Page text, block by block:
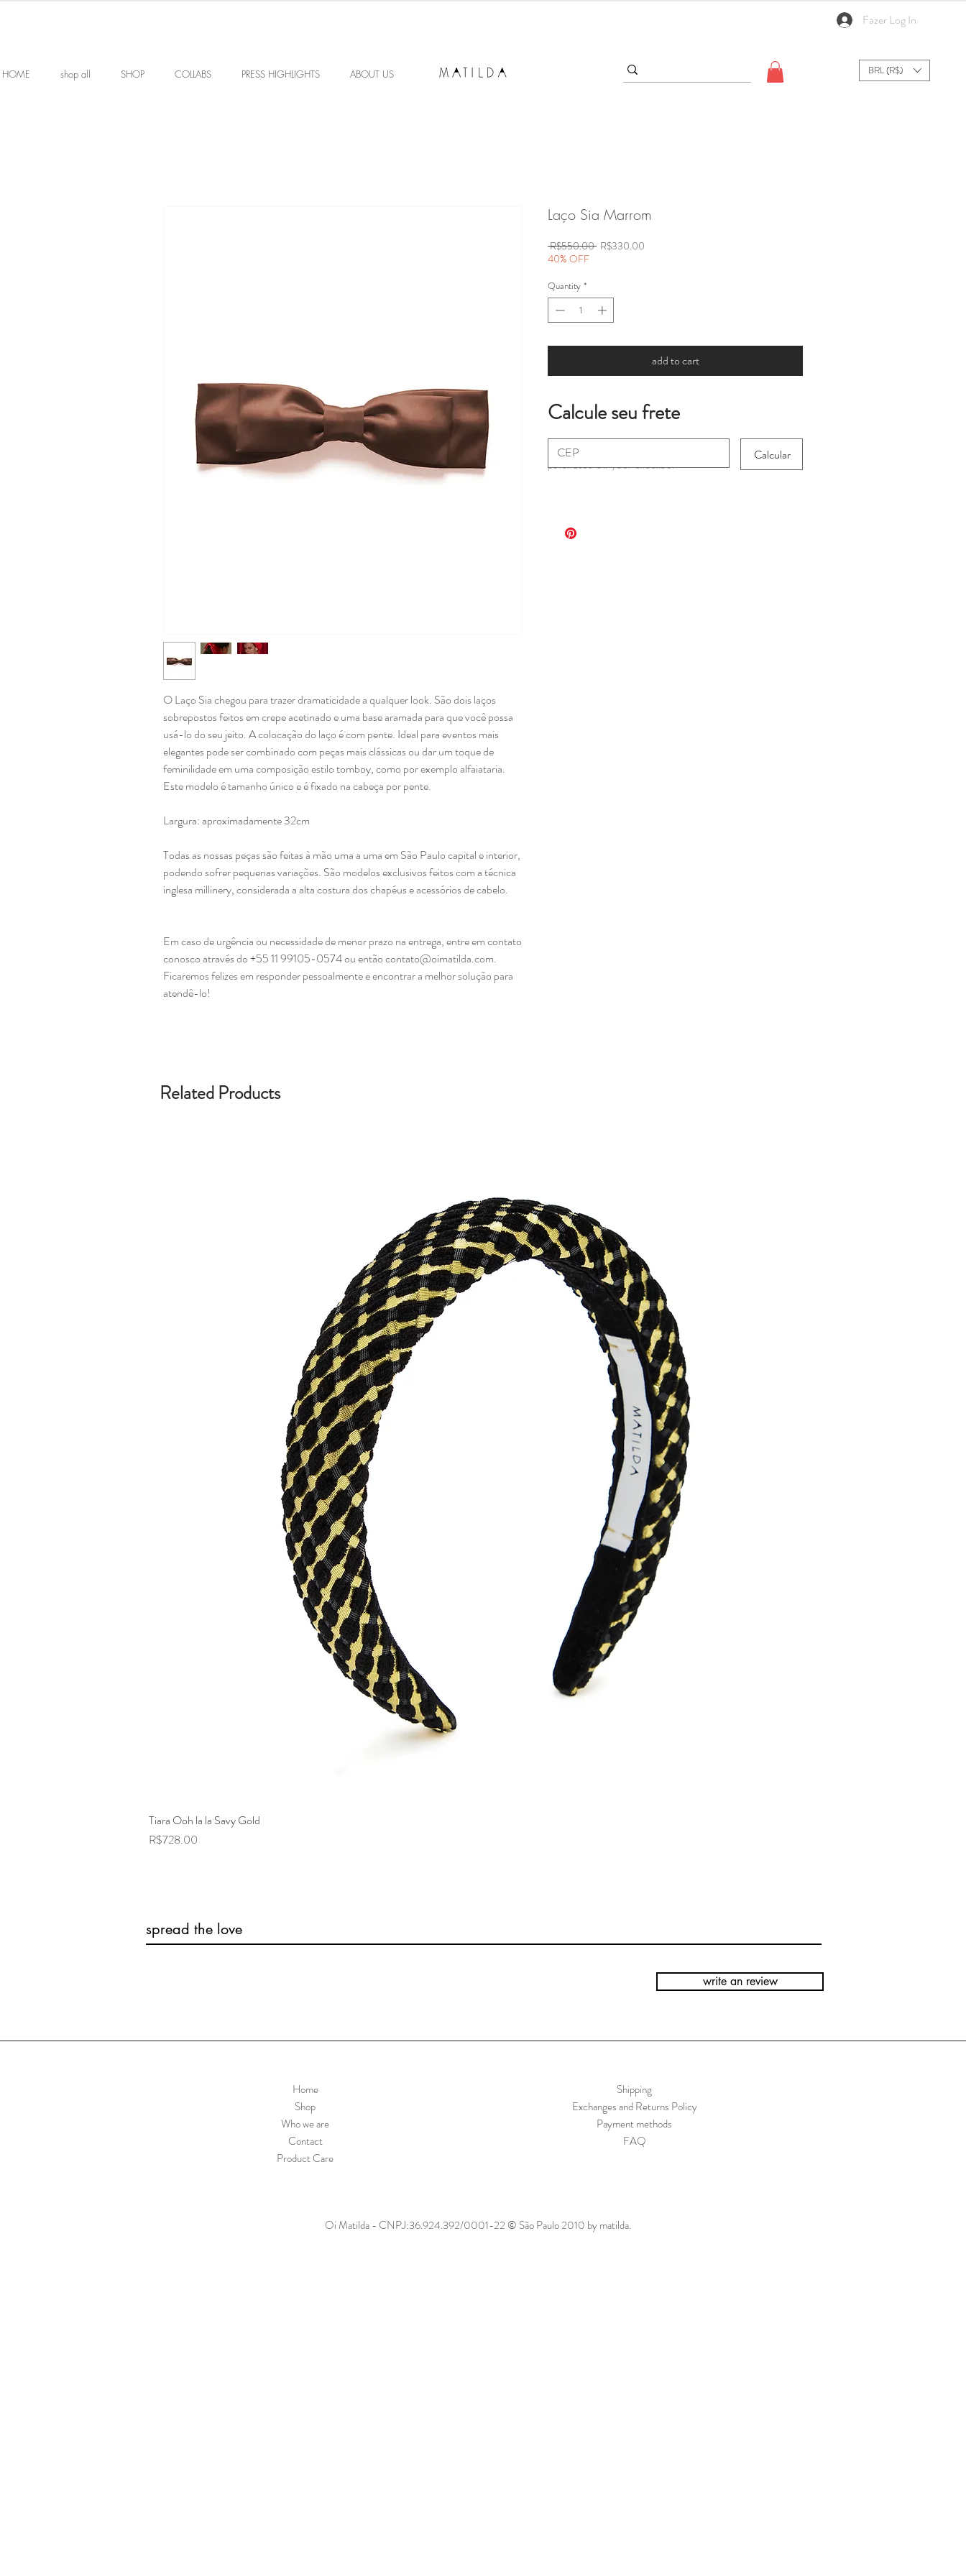
Fazer Log In
HOME shop all SHOP COLLABS PRESS HIGHLIGHTS ABOUT US BRL (R$)
*extra fees may apply for international
purchases on your checkout
O Laço Sia chegou para trazer dramaticidade a qualquer look. São dois laços
sobrepostos feitos em crepe acetinado e uma base aramada para que você possa
usá-lo do seu jeito. A colocação do laço é com pente. Ideal para eventos mais
elegantes pode ser combinado com peças mais clássicas ou dar um toque de
feminilidade em uma composição estilo tomboy, como por exemplo alfaiataria.
Este modelo é tamanho único e é fixado na cabeça por pente.
Largura: aproximadamente 32cm
Todas as nossas peças são feitas à mão uma a uma em São Paulo capital e interior,
podendo sofrer pequenas variações. São modelos exclusivos feitos com a técnica
inglesa millinery, considerada a alta costura dos chapéus e acessórios de cabelo.
Em caso de urgência ou necessidade de menor prazo na entrega, entre em contato
conosco através do +55 11 99105-0574 ou então contato@oimatilda.com.
Ficaremos felizes em responder pessoalmente e encontrar a melhor solução para
atendê-lo!
Laço Sia Marrom
R$550.00 Regular
R$330.00
40% OFF
Quantity *
add to cart
Calcule seu frete
Calcular
Related Products
Tiara Ooh la la Savy Gold
Price
R$728.00
spread the love
write an review
Home
Shop
Who we are
Contact
Product Care
Shipping
Exchanges and Returns Policy
Payment methods
FAQ
Oi Matilda - CNPJ:36.924.392/0001-22 © São Paulo 2010 by matilda.